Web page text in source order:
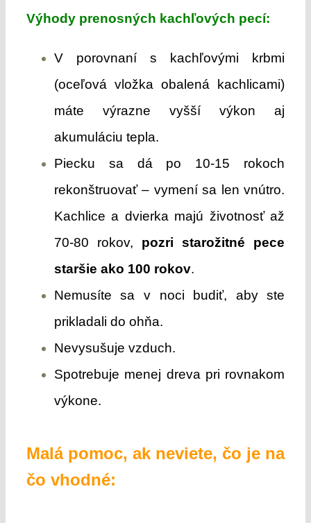
Výhody prenosných kachľových pecí:
V porovnaní s kachľovými krbmi
(oceľová vložka obalená kachlicami)
máte výrazne vyšší výkon aj
akumuláciu tepla.
Piecku sa dá po 10-15 rokoch
rekonštruovať – vymení sa len vnútro.
Kachlice a dvierka majú životnosť až
70-80 rokov, pozri starožitné pece
staršie ako 100 rokov.
Nemusíte sa v noci budiť, aby ste
prikladali do ohňa.
Nevysušuje vzduch.
Spotrebuje menej dreva pri rovnakom
výkone.
Malá pomoc, ak neviete, čo je na
čo vhodné: